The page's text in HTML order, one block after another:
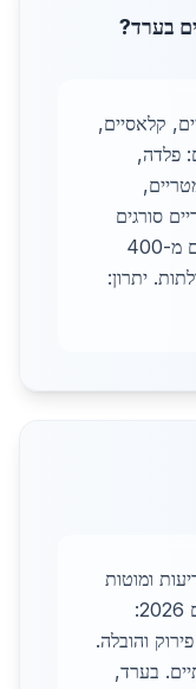
בערד?
קלאסיים,
פלדה,
2026, פופולריים סורגים
שקופים עם זכוכית בטיחות. מחירים מ-400
יתרון:
ומוטות
פלדה משומשים או חדשים. מחירים 2026:
פירוק והובלה.
בערד,